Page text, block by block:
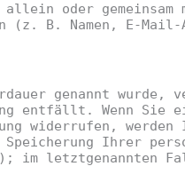
oder gemeinsam
(z. B. Namen, E-
genannt wurde,
entfällt. Wenn Sie
widerrufen, werden
Ihrer
im letztgenannten